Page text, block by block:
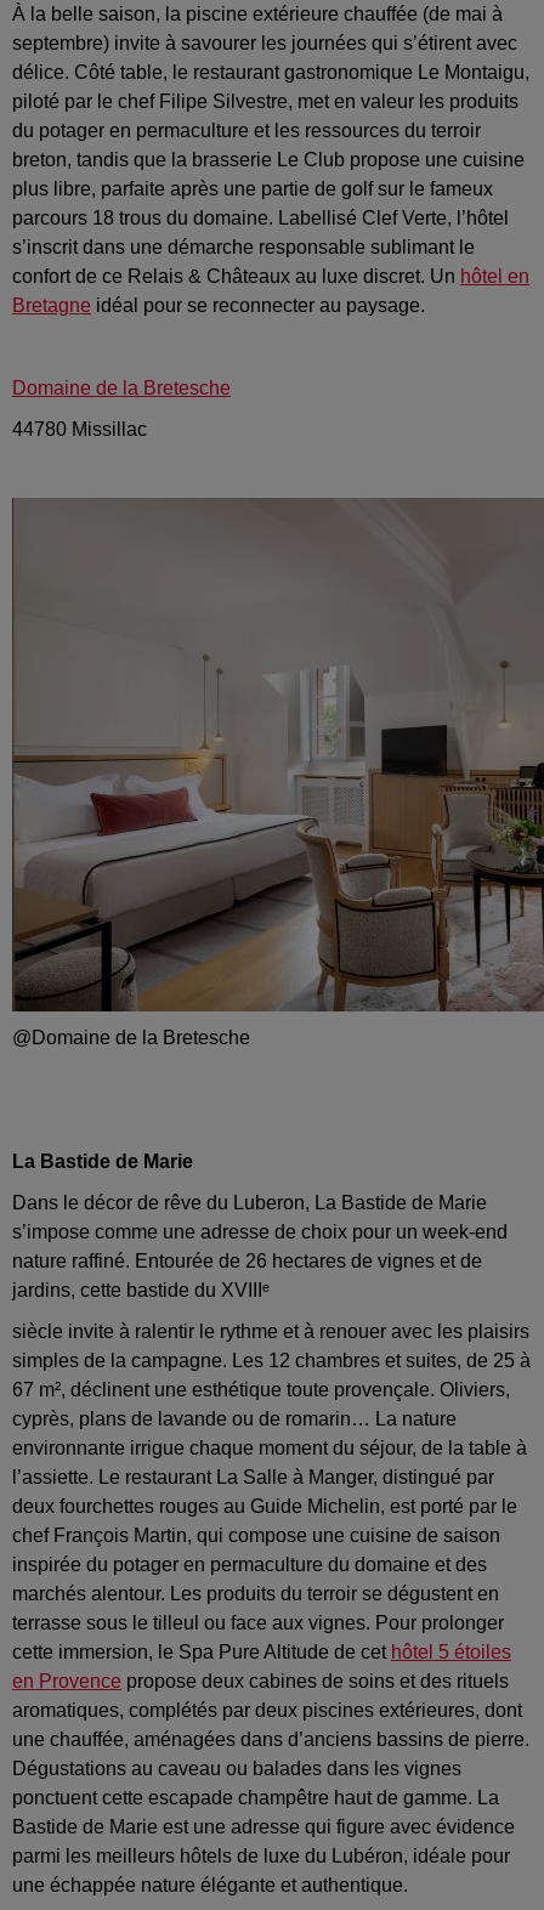
À la belle saison, la piscine extérieure chauffée (de mai à
septembre) invite à savourer les journées qui s’étirent avec
délice. Côté table, le restaurant gastronomique Le Montaigu,
piloté par le chef Filipe Silvestre, met en valeur les produits
du potager en permaculture et les ressources du terroir
breton, tandis que la brasserie Le Club propose une cuisine
plus libre, parfaite après une partie de golf sur le fameux
parcours 18 trous du domaine. Labellisé Clef Verte, l’hôtel
s’inscrit dans une démarche responsable sublimant le
confort de ce Relais & Châteaux au luxe discret. Un hôtel en
Bretagne idéal pour se reconnecter au paysage.
Domaine de la Bretesche
44780 Missillac
@Domaine de la Bretesche
La Bastide de Marie
Dans le décor de rêve du Luberon, La Bastide de Marie
s’impose comme une adresse de choix pour un week-end
nature raffiné. Entourée de 26 hectares de vignes et de
jardins, cette bastide du XVIIIᵉ
siècle invite à ralentir le rythme et à renouer avec les plaisirs
simples de la campagne. Les 12 chambres et suites, de 25 à
67 m², déclinent une esthétique toute provençale. Oliviers,
cyprès, plans de lavande ou de romarin… La nature
environnante irrigue chaque moment du séjour, de la table à
l’assiette. Le restaurant La Salle à Manger, distingué par
deux fourchettes rouges au Guide Michelin, est porté par le
chef François Martin, qui compose une cuisine de saison
inspirée du potager en permaculture du domaine et des
marchés alentour. Les produits du terroir se dégustent en
terrasse sous le tilleul ou face aux vignes. Pour prolonger
cette immersion, le Spa Pure Altitude de cet hôtel 5 étoiles
en Provence propose deux cabines de soins et des rituels
aromatiques, complétés par deux piscines extérieures, dont
une chauffée, aménagées dans d’anciens bassins de pierre.
Dégustations au caveau ou balades dans les vignes
ponctuent cette escapade champêtre haut de gamme. La
Bastide de Marie est une adresse qui figure avec évidence
parmi les meilleurs hôtels de luxe du Lubéron, idéale pour
une échappée nature élégante et authentique.